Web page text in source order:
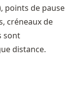
points de pause
créneaux de
sont
distance.